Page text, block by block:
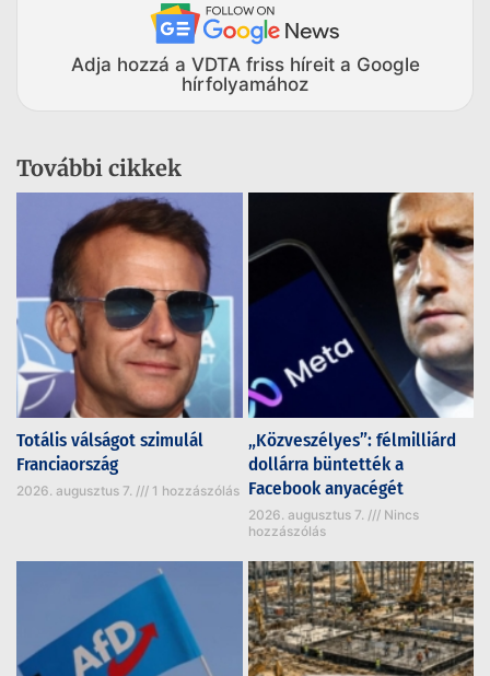
Adja hozzá a VDTA friss híreit a Google
hírfolyamához
További cikkek
Totális válságot szimulál
Franciaország
2026. augusztus 7. 1 hozzászólás
„Közveszélyes”: félmilliárd
dollárra büntették a
Facebook anyacégét
2026. augusztus 7.
Nincs
hozzászólás